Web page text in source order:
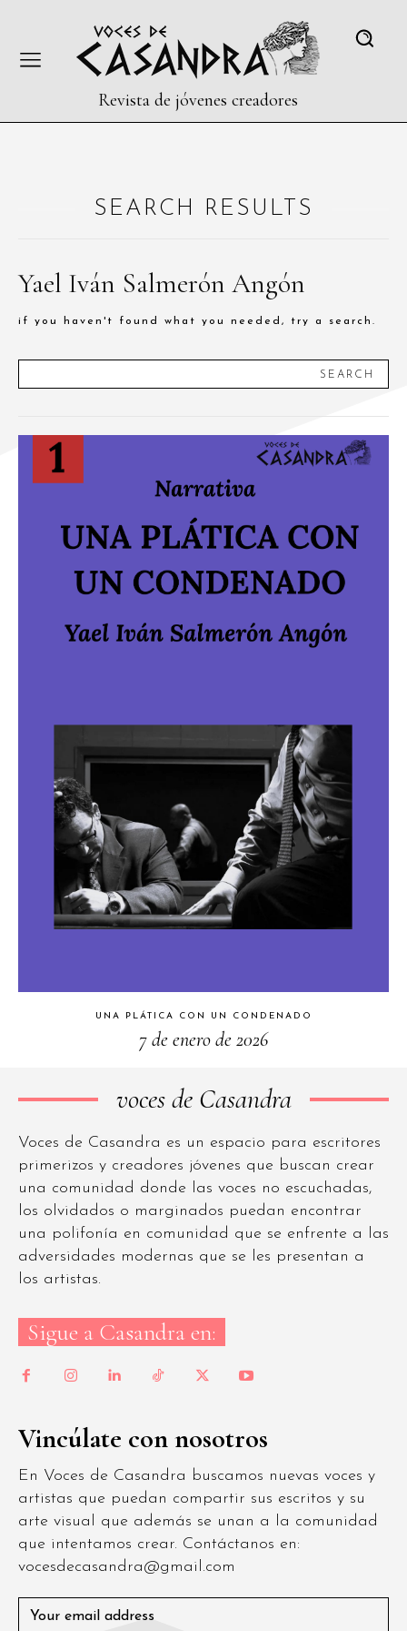
Revista de jóvenes creadores
SEARCH RESULTS
Yael Iván Salmerón Angón
if you haven't found what you needed, try a search.
SEARCH
UNA PLÁTICA CON UN CONDENADO
7 de enero de 2026
voces de Casandra
Voces de Casandra es un espacio para escritores
primerizos y creadores jóvenes que buscan crear
una comunidad donde las voces no escuchadas,
los olvidados o marginados puedan encontrar
una polifonía en comunidad que se enfrente a las
adversidades modernas que se les presentan a
los artistas.
Sigue a Casandra en:
Vincúlate con nosotros
En Voces de Casandra buscamos nuevas voces y
artistas que puedan compartir sus escritos y su
arte visual que además se unan a la comunidad
que intentamos crear. Contáctanos en:
vocesdecasandra@gmail.com